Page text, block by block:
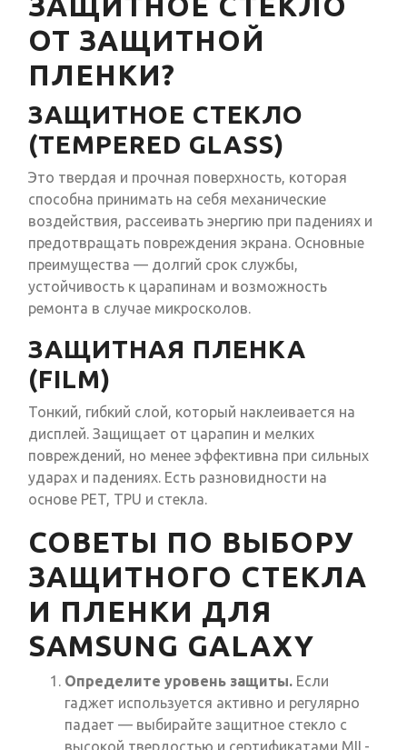
ОТ ЗАЩИТНОЙ
ПЛЕНКИ?
ЗАЩИТНОЕ СТЕКЛО
(TEMPERED GLASS)
Это твердая и прочная поверхность, которая
способна принимать на себя механические
воздействия, рассеивать энергию при падениях и
предотвращать повреждения экрана. Основные
преимущества — долгий срок службы,
устойчивость к царапинам и возможность
ремонта в случае микросколов.
ЗАЩИТНАЯ ПЛЕНКА
(FILM)
Тонкий, гибкий слой, который наклеивается на
дисплей. Защищает от царапин и мелких
повреждений, но менее эффективна при сильных
ударах и падениях. Есть разновидности на
основе PET, TPU и стекла.
СОВЕТЫ ПО ВЫБОРУ
ЗАЩИТНОГО СТЕКЛА
И ПЛЕНКИ ДЛЯ
SAMSUNG GALAXY
Определите уровень защиты. Если
гаджет используется активно и регулярно
падает — выбирайте защитное стекло с
высокой твердостью и сертификатами MIL-